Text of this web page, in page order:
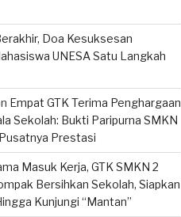
Doa Kesuksesan
UNESA Satu Langkah
Empat GTK Terima Penghargaan
Sekolah: Bukti Paripurna SMKN
Prestasi
Masuk Kerja, GTK SMKN 2
Bersihkan Sekolah, Siapkan
Kunjungi “Mantan”